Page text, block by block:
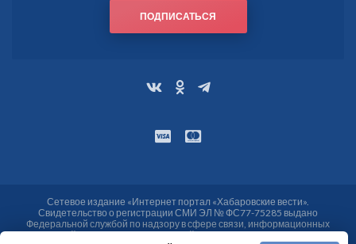
ПОДПИСАТЬСЯ
Сетевое издание «Интернет портал «Хабаровские вести».
Свидетельство о регистрации СМИ ЭЛ № ФС77-75285 выдано
Федеральной службой по надзору в сфере связи, информационных
технологий и массовых коммуникаций (Роскомнадзор) от 25.03.2019.